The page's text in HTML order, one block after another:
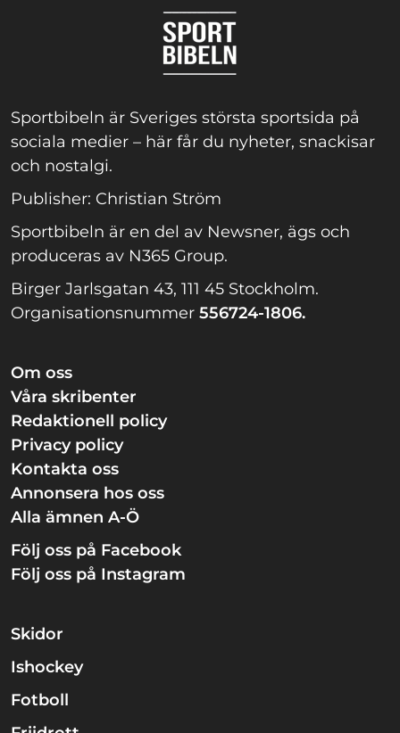
Sportbibeln är Sveriges största sportsida på
sociala medier – här får du nyheter, snackisar
och nostalgi.
Publisher: Christian Ström
Sportbibeln är en del av Newsner, ägs och
produceras av N365 Group.
Birger Jarlsgatan 43, 111 45 Stockholm.
Organisationsnummer 556724-1806.
Om oss
Våra skribenter
Redaktionell policy
Privacy policy
Kontakta oss
Annonsera hos oss
Alla ämnen A-Ö
Följ oss på Facebook
Följ oss på Instagram
Skidor
Ishockey
Fotboll